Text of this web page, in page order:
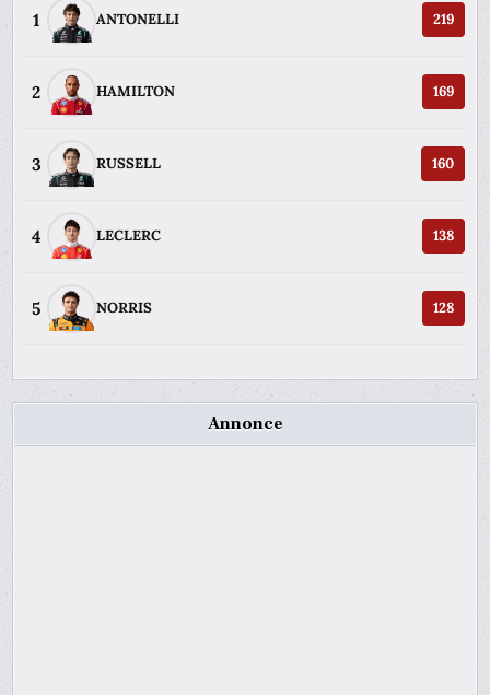
1 ANTONELLI 219
2 HAMILTON 169
3 RUSSELL 160
4 LECLERC 138
5 NORRIS 128
Annonce